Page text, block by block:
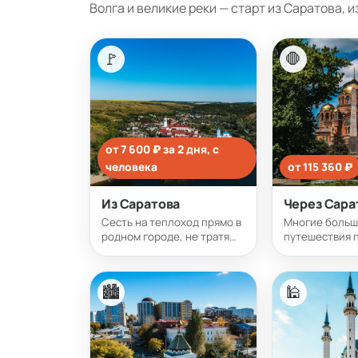
Волга и великие реки — старт из Саратова,
🚩
от 7 600 ₽ за 2 дня, с
человека
Из Саратова
Сесть на теплоход прямо в
родном городе, не тратя
Дон начинаются от нашего
причала.
🛑
от 115 360 ₽
Через
Многие
путешествия
серьёзный
сесть (или
нас, не
Москве.
🏙 🕌